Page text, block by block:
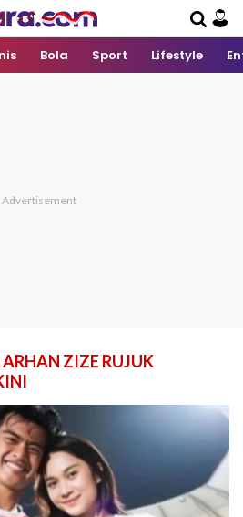
Bola Sport Lifestyle
ZIZE RUJUK